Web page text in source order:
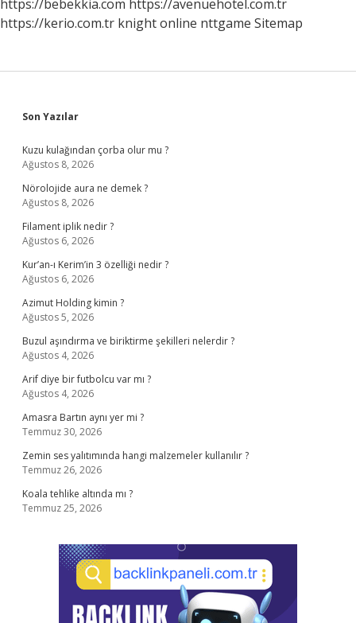
Türleri
Nelerdir
https://bebekkia.com https://avenuehotel.com.tr
https://kerio.com.tr knight online nttgame Sitemap
Sidebar
Son Yazılar
Kuzu kulağından çorba olur mu ?
Ağustos 8, 2026
Nörolojide aura ne demek ?
Ağustos 8, 2026
Filament iplik nedir ?
Ağustos 6, 2026
Kur’an-ı Kerim’in 3 özelliği nedir ?
Ağustos 6, 2026
Azimut Holding kimin ?
Ağustos 5, 2026
Buzul aşındırma ve biriktirme şekilleri nelerdir ?
Ağustos 4, 2026
Arif diye bir futbolcu var mı ?
Ağustos 4, 2026
Amasra Bartın aynı yer mi ?
Temmuz 30, 2026
Zemin ses yalıtımında hangi malzemeler kullanılır ?
Temmuz 26, 2026
Koala tehlike altında mı ?
Temmuz 25, 2026